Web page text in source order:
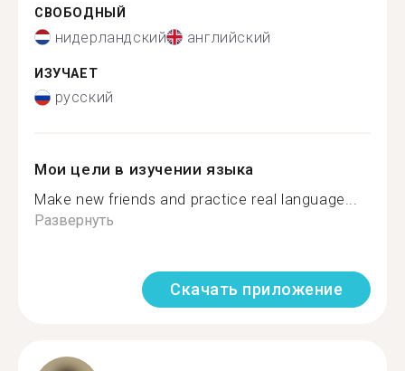
СВОБОДНЫЙ
нидерландский английский
ИЗУЧАЕТ
русский
Мои цели в изучении языка
Make new friends and practice real language...
Развернуть
Скачать приложение